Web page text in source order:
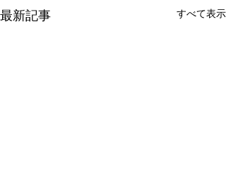
最新記事 すべて表示